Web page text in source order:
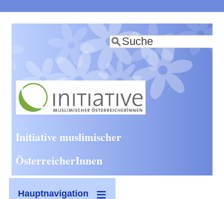
zum
Inhalt
Suche
Initiative muslimischer
ÖsterreicherInnen
Hauptnavigation